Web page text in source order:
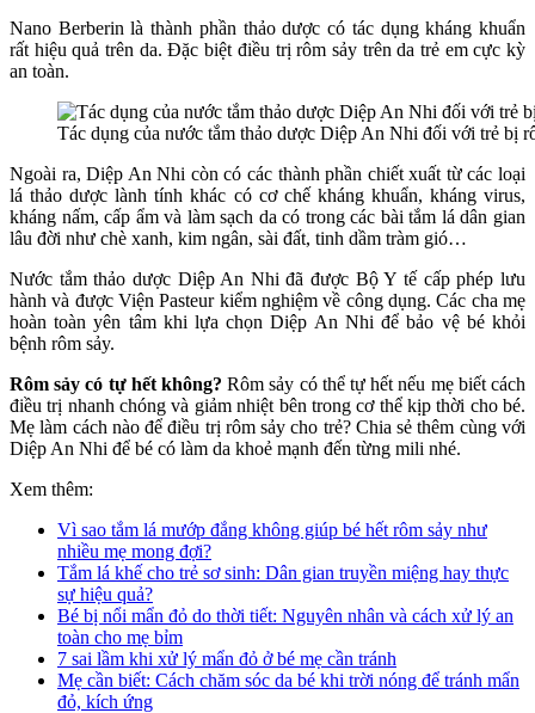
Nano Berberin là thành phần thảo dược có tác dụng kháng khuẩn
rất hiệu quả trên da. Đặc biệt điều trị rôm sảy trên da trẻ em cực kỳ
an toàn.
Tác dụng của nước tắm thảo dược Diệp An Nhi đối với trẻ bị
Ngoài ra, Diệp An Nhi còn có các thành phần chiết xuất từ các loại
lá thảo dược lành tính khác có cơ chế kháng khuẩn, kháng virus,
kháng nấm, cấp ẩm và làm sạch da có trong các bài tắm lá dân gian
lâu đời như chè xanh, kim ngân, sài đất, tinh dầm tràm gió…
Nước tắm thảo dược Diệp An Nhi đã được Bộ Y tế cấp phép lưu
hành và được Viện Pasteur kiểm nghiệm về công dụng. Các cha mẹ
hoàn toàn yên tâm khi lựa chọn Diệp An Nhi để bảo vệ bé khỏi
bệnh rôm sảy.
Rôm sảy có tự hết không? Rôm sảy có thể tự hết nếu mẹ biết cách
điều trị nhanh chóng và giảm nhiệt bên trong cơ thể kịp thời cho bé.
Mẹ làm cách nào để điều trị rôm sảy cho trẻ? Chia sẻ thêm cùng với
Diệp An Nhi để bé có làm da khoẻ mạnh đến từng mili nhé.
Xem thêm:
Vì sao tắm lá mướp đắng không giúp bé hết rôm sảy như
nhiều mẹ mong đợi?
Tắm lá khế cho trẻ sơ sinh: Dân gian truyền miệng hay thực
sự hiệu quả?
Bé bị nổi mẩn đỏ do thời tiết: Nguyên nhân và cách xử lý an
toàn cho mẹ bỉm
7 sai lầm khi xử lý mẩn đỏ ở bé mẹ cần tránh
Mẹ cần biết: Cách chăm sóc da bé khi trời nóng để tránh mẩn
đỏ, kích ứng